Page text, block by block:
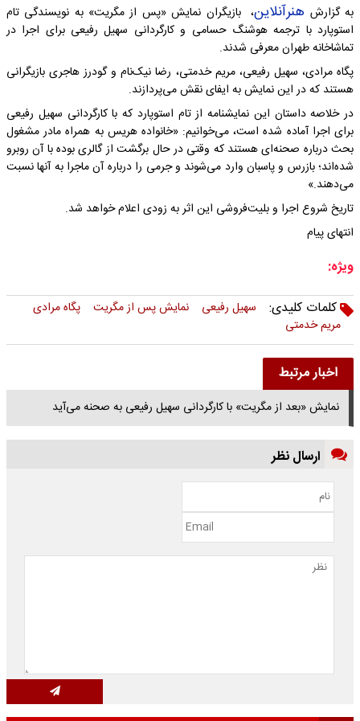
به گزارش هنرآنلاین، بازیگران نمایش «پس از مگریت» به نویسندگی تام
استوپارد با ترجمه هوشنگ حسامی و کارگردانی سهیل رفیعی برای اجرا در
تماشاخانه طهران معرفی شدند.
پگاه مرادی، سهیل رفیعی، مریم خدمتی، رضا نیک‌نام و گودرز هاجری بازیگرانی
هستند که در این نمایش به ایفای نقش می‌پردازند.
در خلاصه داستان این نمایشنامه از تام استوپارد که با کارگردانی سهیل رفیعی
برای اجرا آماده شده است، می‌خوانیم: «خانواده هریس به همراه مادر مشغول
بحث درباره صحنه‌ای هستند که وقتی در حال برگشت از گالری بوده با آن روبرو
شده‌اند؛ بازرس و پاسبان وارد می‌شوند و جرمی را درباره آن ماجرا به آنها نسبت
می‌دهند.»
تاریخ شروع اجرا و بلیت‌فروشی این اثر به زودی اعلام خواهد شد.
انتهای پیام
ویژه:
کلمات کلیدی:
سهیل رفیعی نمایش پس از مگریت
پگاه مرادی
مریم خدمتی
اخبار مرتبط
نمایش «بعد از مگریت» با کارگردانی سهیل رفیعی به صحنه می‌آید
ارسال نظر